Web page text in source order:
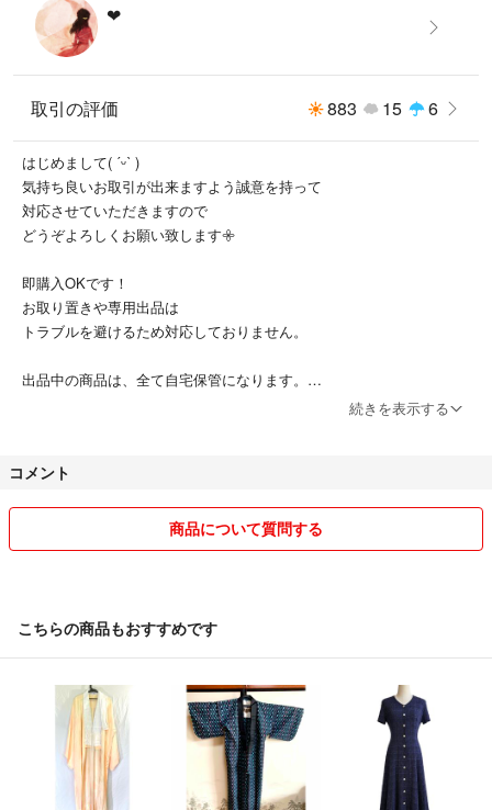
❤︎⠀
取引の評価 883 15 6
はじめまして( ˊᵕˋ )
気持ち良いお取引が出来ますよう誠意を持って
対応させていただきますので
どうぞよろしくお願い致します𖧷
即購入OKです！
お取り置きや専用出品は
トラブルを避けるため対応しておりません。
出品中の商品は、全て自宅保管になります。
購入をお願い致します！
続きを表示する
コメント
商品について質問する
こちらの商品もおすすめです